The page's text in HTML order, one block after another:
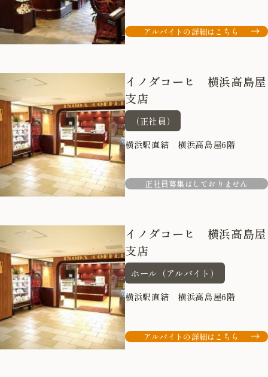
アルバイトの詳細はこちら
イノダコーヒ 横浜高島屋
支店
（正社員）
横浜駅直結 横浜高島屋6階
正社員募集はしておりません
イノダコーヒ 横浜高島屋
支店
ホール（アルバイト）
横浜駅直結 横浜高島屋6階
アルバイトの詳細はこちら